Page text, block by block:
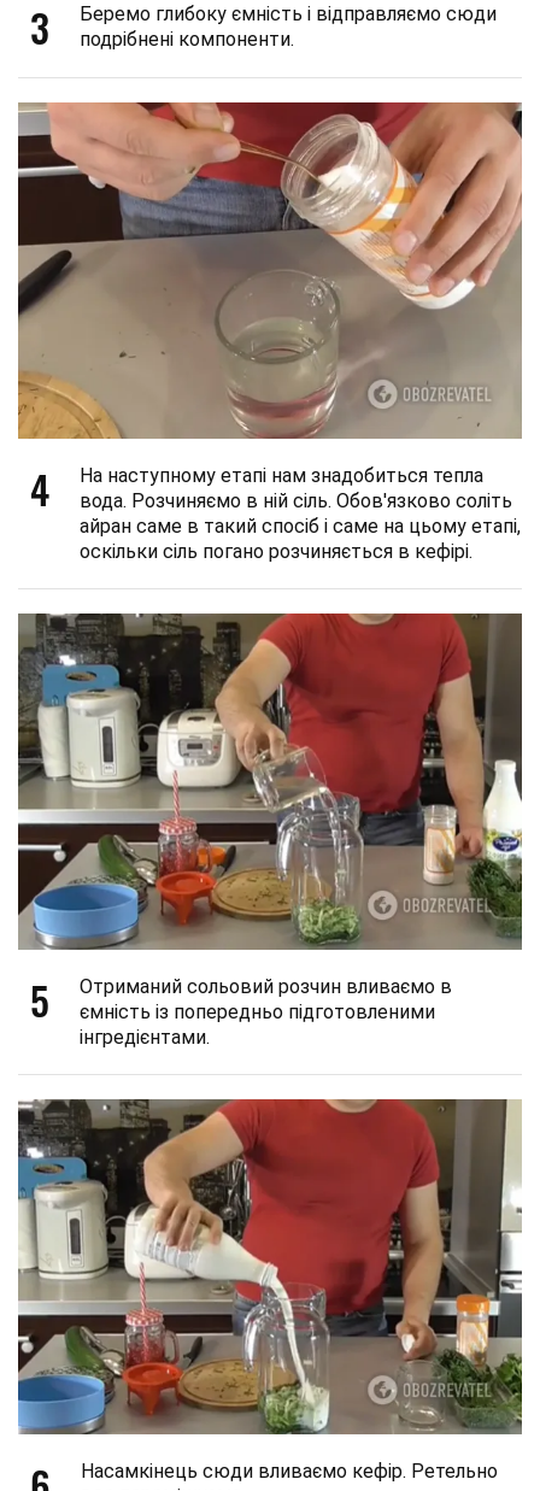
3
Беремо глибоку ємність і відправляємо сюди
подрібнені компоненти.
4
На наступному етапі нам знадобиться тепла
вода. Розчиняємо в ній сіль. Обов'язково соліть
айран саме в такий спосіб і саме на цьому етапі,
оскільки сіль погано розчиняється в кефірі.
5
Отриманий сольовий розчин вливаємо в
ємність із попередньо підготовленими
інгредієнтами.
Насамкінець сюди вливаємо кефір. Ретельно